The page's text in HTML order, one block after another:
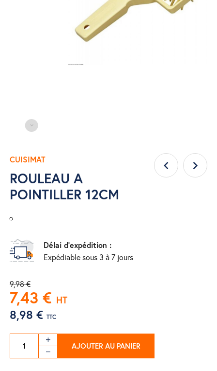
CUISIMAT
ROULEAU A
POINTILLER 12CM
Délai d'expédition :
Expédiable sous 3 à 7 jours
9,98 €
7,43 € HT
8,98 € TTC
AJOUTER AU PANIER